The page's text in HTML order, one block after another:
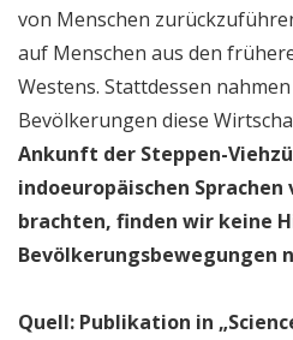
von Menschen
auf Menschen aus den
Westens. Stattdessen
Bevölkerungen diese
Ankunft der Steppen-
indoeuropäischen
brachten, finden wir keine
Bevölkerungsbewegungen
Quell: Publikation in